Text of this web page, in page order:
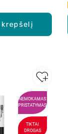
NEMOKAMAS
PRISTATYMAS
TIKTAI
DROGAS